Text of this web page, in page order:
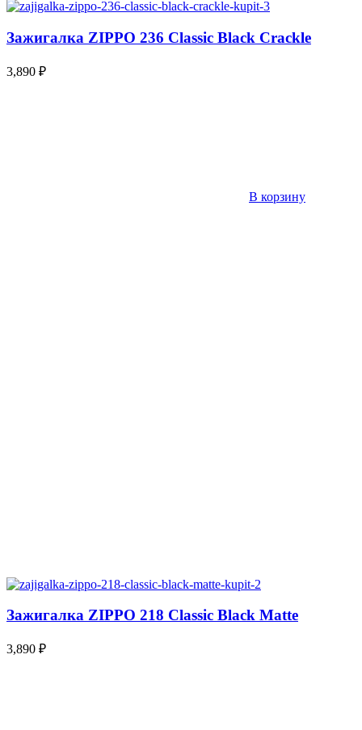
Зажигалка ZIPPO 236 Classic Black Crackle
3,890 ₽
В корзину
Зажигалка ZIPPO 218 Classic Black Matte
3,890 ₽